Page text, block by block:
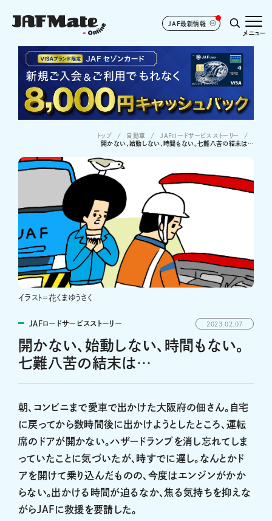
JAF最新情報
メニュー
トップ 自動車
JAFロードサービスストーリー
開かない、始動しない、時間もない。七難八苦の結末は…
イラスト＝花くまゆうさく
JAFロードサービスストーリー 2023.02.07
開かない、始動しない、時間もない。
七難八苦の結末は…
朝、コンビニまで愛車で出かけた大阪府の佃さん。自宅
に戻ってから数時間後に出かけようとしたところ、運転
席のドアが開かない。ハザードランプを消し忘れてしま
っていたことに気づいたが、時すでに遅し。なんとかド
アを開けて乗り込んだものの、今度はエンジンがかか
らない。出かける時間が迫るなか、焦る気持ちを抑えな
がらJAFに救援を要請した。